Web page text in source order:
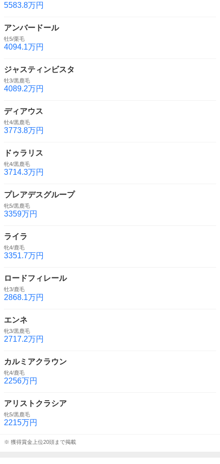
5583.8万円
アンバードール
牡5/栗毛
4094.1万円
ジャスティンビスタ
牡3/黒鹿毛
4089.2万円
ディアウス
牡4/黒鹿毛
3773.8万円
ドゥラリス
牝4/黒鹿毛
3714.3万円
プレアデスグループ
牝5/黒鹿毛
3359万円
ライラ
牝4/鹿毛
3351.7万円
ロードフィレール
牡3/鹿毛
2868.1万円
エンネ
牝3/黒鹿毛
2717.2万円
カルミアクラウン
牝4/鹿毛
2256万円
アリストクラシア
牝5/黒鹿毛
2215万円
※ 獲得賞金上位20頭まで掲載